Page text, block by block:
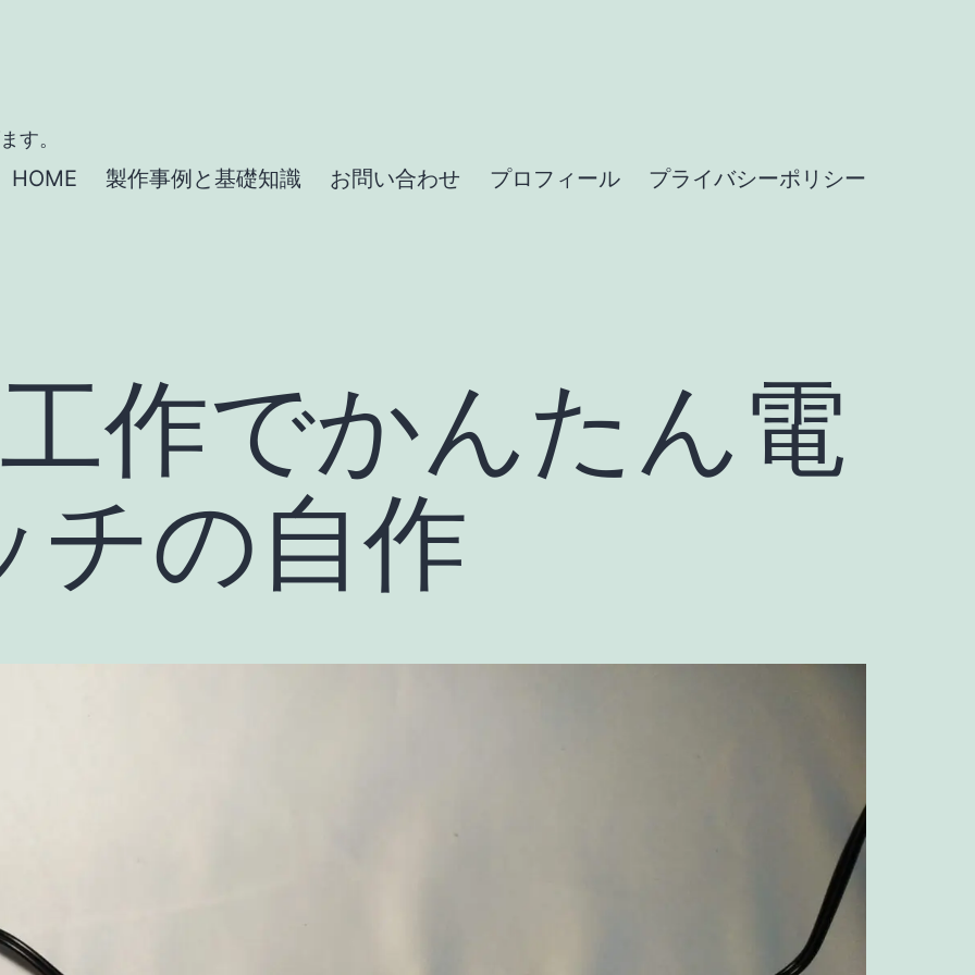
す。
HOME 製作事例と基礎知識 お問い合わせ プロフィール プライバシーポリシー
作でかんたん電
チの自作